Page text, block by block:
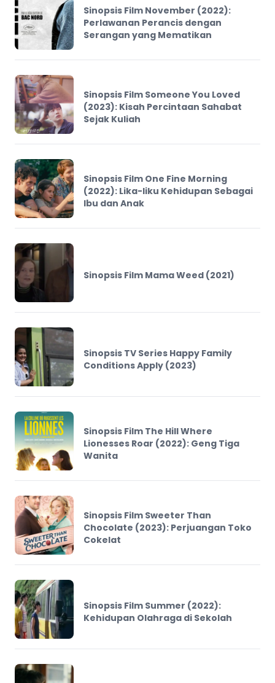
Sinopsis Film November (2022):
Perlawanan Perancis dengan
Serangan yang Mematikan
Sinopsis Film Someone You Loved
(2023): Kisah Percintaan Sahabat
Sejak Kuliah
Sinopsis Film One Fine Morning
(2022): Lika-liku Kehidupan Sebagai
Ibu dan Anak
Sinopsis Film Mama Weed (2021)
Sinopsis TV Series Happy Family
Conditions Apply (2023)
Sinopsis Film The Hill Where
Lionesses Roar (2022): Geng Tiga
Wanita
Sinopsis Film Sweeter Than
Chocolate (2023): Perjuangan Toko
Cokelat
Sinopsis Film Summer (2022):
Kehidupan Olahraga di Sekolah